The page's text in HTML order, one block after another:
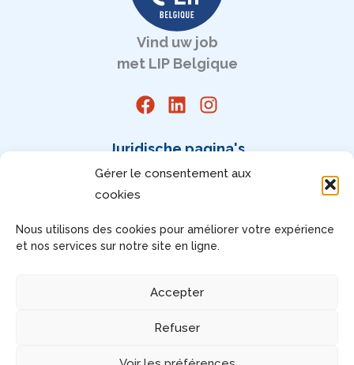
Gérer le consentement aux
cookies
Nous utilisons des cookies pour améliorer votre expérience
et nos services sur notre site en ligne.
Accepter
Refuser
Vind uw job
met LIP Belgique
Juridische pagina's
Juridische vermeldingen
Algemene Gebruiksvoorwaarden (AGV)
Uw toestemming beheren
rechten voorbehouden